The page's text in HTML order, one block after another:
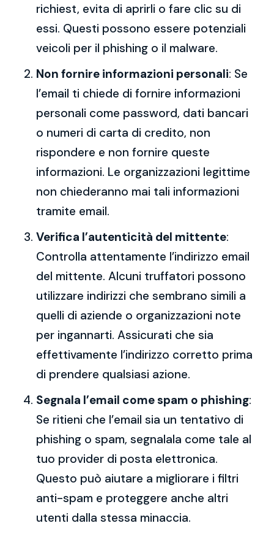
richiest, evita di aprirli o fare clic su di
essi. Questi possono essere potenziali
veicoli per il phishing o il malware.
Non fornire informazioni personali: Se
l’email ti chiede di fornire informazioni
personali come password, dati bancari
o numeri di carta di credito, non
rispondere e non fornire queste
informazioni. Le organizzazioni legittime
non chiederanno mai tali informazioni
tramite email.
Verifica l’autenticità del mittente:
Controlla attentamente l’indirizzo email
del mittente. Alcuni truffatori possono
utilizzare indirizzi che sembrano simili a
quelli di aziende o organizzazioni note
per ingannarti. Assicurati che sia
effettivamente l’indirizzo corretto prima
di prendere qualsiasi azione.
Segnala l’email come spam o phishing:
Se ritieni che l’email sia un tentativo di
phishing o spam, segnalala come tale al
tuo provider di posta elettronica.
Questo può aiutare a migliorare i filtri
anti-spam e proteggere anche altri
utenti dalla stessa minaccia.